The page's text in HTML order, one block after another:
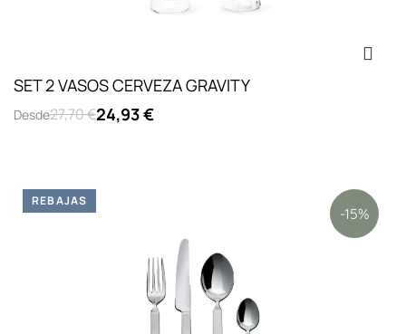
SET 2 VASOS CERVEZA GRAVITY
Desde27,70 €24,93 €
-15%
REBAJAS